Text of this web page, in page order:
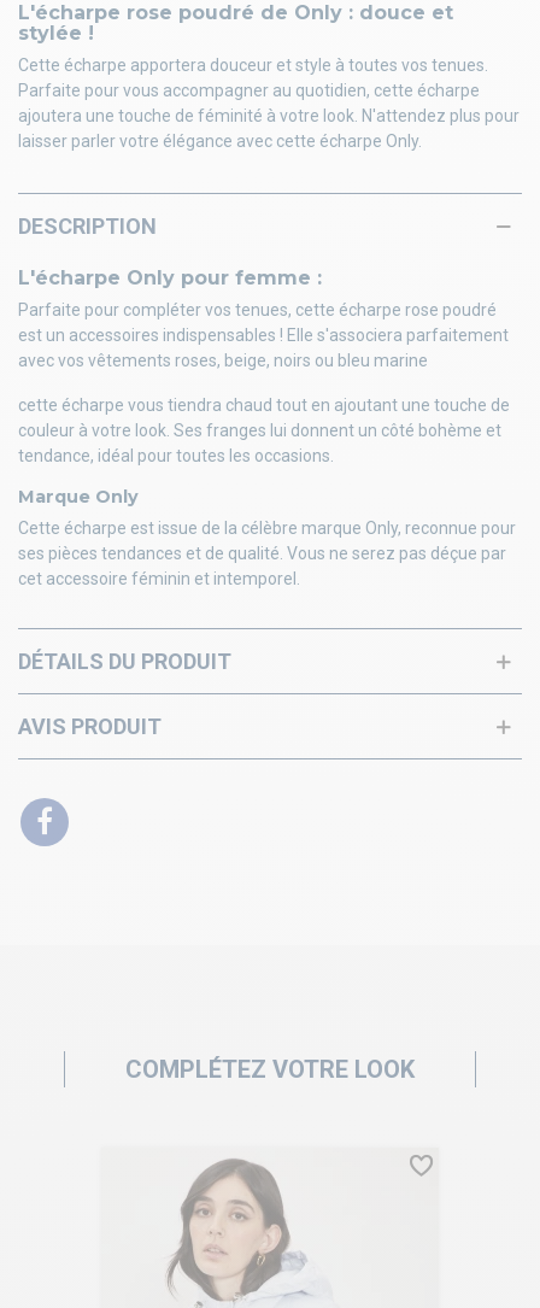
L'écharpe rose poudré de Only : douce et
stylée !
Cette écharpe apportera douceur et style à toutes vos tenues.
Parfaite pour vous accompagner au quotidien, cette écharpe
ajoutera une touche de féminité à votre look. N'attendez plus pour
laisser parler votre élégance avec cette écharpe Only.
DESCRIPTION
L'écharpe Only pour femme :
Parfaite pour compléter vos tenues, cette écharpe rose poudré
est un accessoires indispensables ! Elle s'associera parfaitement
avec vos vêtements roses, beige, noirs ou bleu marine
cette écharpe vous tiendra chaud tout en ajoutant une touche de
couleur à votre look. Ses franges lui donnent un côté bohème et
tendance, idéal pour toutes les occasions.
Marque Only
Cette écharpe est issue de la célèbre marque Only, reconnue pour
ses pièces tendances et de qualité. Vous ne serez pas déçue par
cet accessoire féminin et intemporel.
DÉTAILS DU PRODUIT
AVIS PRODUIT
COMPLÉTEZ VOTRE LOOK